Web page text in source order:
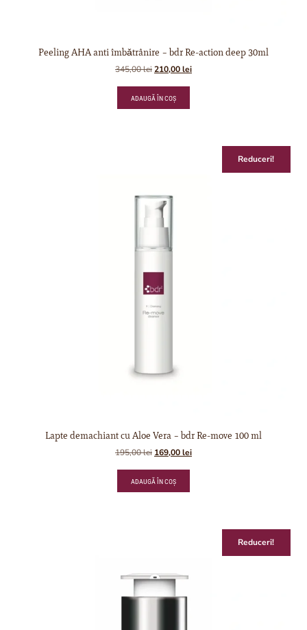
Peeling AHA anti îmbǎtrânire – bdr Re-action deep 30ml
345,00lei210,00lei
ADAUGĂ ÎN COȘ
Reduceri!
Lapte demachiant cu Aloe Vera – bdr Re-move 100 ml
195,00lei 169,00lei
ADAUGĂ ÎN COȘ
Reduceri!